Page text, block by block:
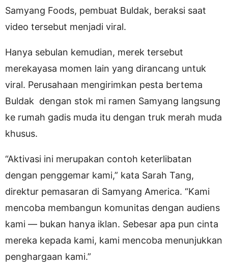
Samyang Foods, pembuat Buldak, beraksi saat
video tersebut menjadi viral.
Hanya sebulan kemudian, merek tersebut
merekayasa momen lain yang dirancang untuk
viral. Perusahaan mengirimkan pesta bertema
Buldak dengan stok mi ramen Samyang langsung
ke rumah gadis muda itu dengan truk merah muda
khusus.
“Aktivasi ini merupakan contoh keterlibatan
dengan penggemar kami,” kata Sarah Tang,
direktur pemasaran di Samyang America. “Kami
mencoba membangun komunitas dengan audiens
kami — bukan hanya iklan. Sebesar apa pun cinta
mereka kepada kami, kami mencoba menunjukkan
penghargaan kami.”